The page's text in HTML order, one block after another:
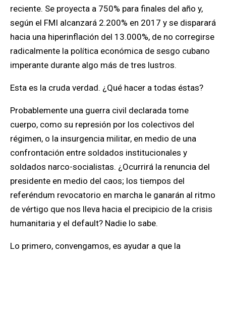
reciente. Se proyecta a 750% para finales del año y,
según el FMI alcanzará 2.200% en 2017 y se disparará
hacia una hiperinflación del 13.000%, de no corregirse
radicalmente la política económica de sesgo cubano
imperante durante algo más de tres lustros.
Esta es la cruda verdad. ¿Qué hacer a todas éstas?
Probablemente una guerra civil declarada tome
cuerpo, como su represión por los colectivos del
régimen, o la insurgencia militar, en medio de una
confrontación entre soldados institucionales y
soldados narco-socialistas. ¿Ocurrirá la renuncia del
presidente en medio del caos; los tiempos del
referéndum revocatorio en marcha le ganarán al ritmo
de vértigo que nos lleva hacia el precipicio de la crisis
humanitaria y el default? Nadie lo sabe.
Lo primero, convengamos, es ayudar a que la